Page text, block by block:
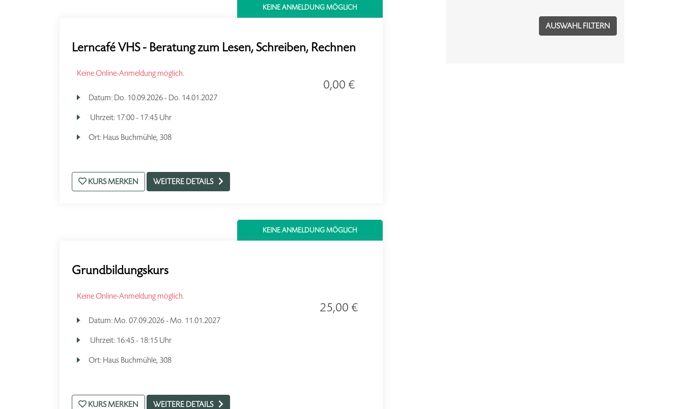
KEINE ANMELDUNG MÖGLICH
Lerncafé VHS - Beratung zum Lesen, Schreiben, Rechnen
Keine Online-Anmeldung möglich.
Datum: Do. 10.09.2026 - Do. 14.01.2027
Uhrzeit: 17:00 - 17:45 Uhr
Ort: Haus Buchmühle, 308
0,00 €
KURS MERKEN WEITERE DETAILS
KEINE ANMELDUNG MÖGLICH
Grundbildungskurs
Keine Online-Anmeldung möglich.
Datum: Mo. 07.09.2026 - Mo. 11.01.2027
Uhrzeit: 16:45 - 18:15 Uhr
Ort: Haus Buchmühle, 308
25,00 €
KURS MERKEN WEITERE DETAILS